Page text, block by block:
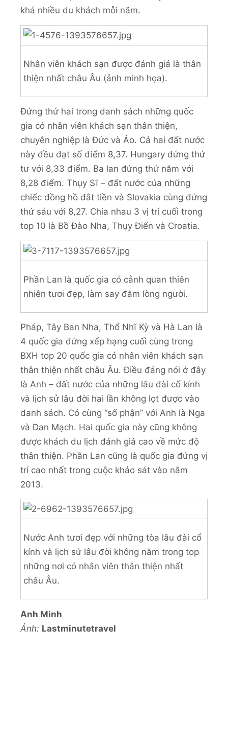
khá nhiều du khách mỗi năm.
Nhân viên khách sạn được đánh giá là thân
thiện nhất châu Âu (ảnh minh họa).
Đứng thứ hai trong danh sách những quốc
gia có nhân viên khách sạn thân thiện,
chuyên nghiệp là Đức và Áo. Cả hai đất nước
này đều đạt số điểm 8,37. Hungary đứng thứ
tư với 8,33 điểm. Ba lan đứng thứ năm với
8,28 điểm. Thụy Sĩ – đất nước của những
chiếc đồng hồ đắt tiền và Slovakia cùng đứng
thứ sáu với 8,27. Chia nhau 3 vị trí cuối trong
top 10 là Bồ Đào Nha, Thụy Điển và Croatia.
Phần Lan là quốc gia có cảnh quan thiên
nhiên tươi đẹp, làm say đắm lòng người.
Pháp, Tây Ban Nha, Thổ Nhĩ Kỳ và Hà Lan là
4 quốc gia đứng xếp hạng cuối cùng trong
BXH top 20 quốc gia có nhân viên khách sạn
thân thiện nhất châu Âu. Điều đáng nói ở đây
là Anh – đất nước của những lâu đài cổ kính
và lịch sử lâu đời hai lần không lọt được vào
danh sách. Có cùng “số phận” với Anh là Nga
và Đan Mạch. Hai quốc gia này cũng không
được khách du lịch đánh giá cao về mức độ
thân thiện. Phần Lan cũng là quốc gia đứng vị
trí cao nhất trong cuộc khảo sát vào năm
2013.
Nước Anh tươi đẹp với những tòa lâu đài cổ
kính và lịch sử lâu đời không nằm trong top
những nơi có nhân viên thân thiện nhất
châu Âu.
Anh Minh
Ảnh: Lastminutetravel